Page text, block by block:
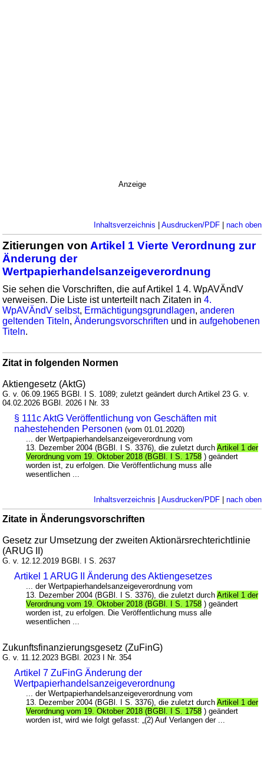
Anzeige
Inhaltsverzeichnis | Ausdrucken/PDF| nach oben
Zitierungen von Artikel 1 Vierte Verordnung zur
Änderung der
Wertpapierhandelsanzeigeverordnung
Sie sehen die Vorschriften, die auf Artikel 1 4. WpAVÄndV
verweisen. Die Liste ist unterteilt nach Zitaten in4.
WpAVÄndV selbst, Ermächtigungsgrundlagen,anderen
geltenden Titeln,Änderungsvorschriften und inaufgehobenen
Titeln.
Zitat in folgenden Normen
Aktiengesetz (AktG)
G. v. 06.09.1965 BGBl. I S. 1089; zuletzt geändert durch Artikel 23 G. v.
04.02.2026 BGBl. 2026 I Nr. 33
§ 111c AktG Veröffentlichung von Geschäften mit
nahestehenden Personen (vom 01.01.2020)
... der Wertpapierhandelsanzeigeverordnung vom
13. Dezember 2004 (BGBl. I S. 3376), die zuletzt durchArtikel 1 der
Verordnung vom 19. Oktober 2018 (BGBl. I S. 1758 ) geändert
worden ist, zu erfolgen. Die Veröffentlichung muss alle
wesentlichen ...
Inhaltsverzeichnis | Ausdrucken/PDF| nach oben
Zitate in Änderungsvorschriften
Gesetz zur Umsetzung der zweiten Aktionärsrechterichtlinie
(ARUG II)
G. v. 12.12.2019 BGBl. I S. 2637
Artikel 1 ARUG II Änderung des Aktiengesetzes
... der Wertpapierhandelsanzeigeverordnung vom
13. Dezember 2004 (BGBl. I S. 3376), die zuletzt durchArtikel 1 der
Verordnung vom 19. Oktober 2018 (BGBl. I S. 1758 ) geändert
worden ist, zu erfolgen. Die Veröffentlichung muss alle
wesentlichen ...
Zukunftsfinanzierungsgesetz (ZuFinG)
G. v. 11.12.2023 BGBl. 2023 I Nr. 354
Artikel 7 ZuFinG Änderung der
Wertpapierhandelsanzeigeverordnung
... der Wertpapierhandelsanzeigeverordnung vom
13. Dezember 2004 (BGBl. I S. 3376), die zuletzt durchArtikel 1 der
Verordnung vom 19. Oktober 2018 (BGBl. I S. 1758 ) geändert
worden ist, wird wie folgt gefasst: „(2) Auf Verlangen der ...